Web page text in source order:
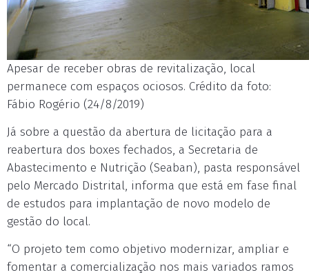
Apesar de receber obras de revitalização, local
permanece com espaços ociosos. Crédito da foto:
Fábio Rogério (24/8/2019)
Já sobre a questão da abertura de licitação para a
reabertura dos boxes fechados, a Secretaria de
Abastecimento e Nutrição (Seaban), pasta responsável
pelo Mercado Distrital, informa que está em fase final
de estudos para implantação de novo modelo de
gestão do local.
“O projeto tem como objetivo modernizar, ampliar e
fomentar a comercialização nos mais variados ramos